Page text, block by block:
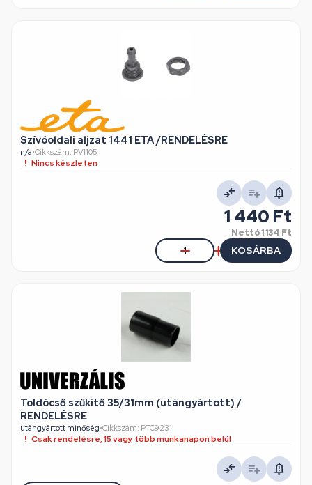
Szívóoldali aljzat 1441 ETA /RENDELÉSRE
n/a•Cikkszám: PVI105
Nincs készleten
1 440 Ft
Nettó1 134 Ft
KOSÁRBA
Toldócső szűkítő 35/31mm (utángyártott) /
RENDELÉSRE
utángyártott minőség•Cikkszám: PTC9231
Csak rendelésre, 15 vagy több munkanapon belül